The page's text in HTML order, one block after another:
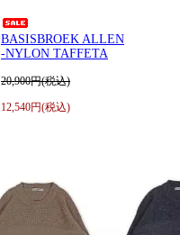
BASISBROEK ALLEN
-NYLON TAFFETA
20,900円(税込)
12,540円(税込)